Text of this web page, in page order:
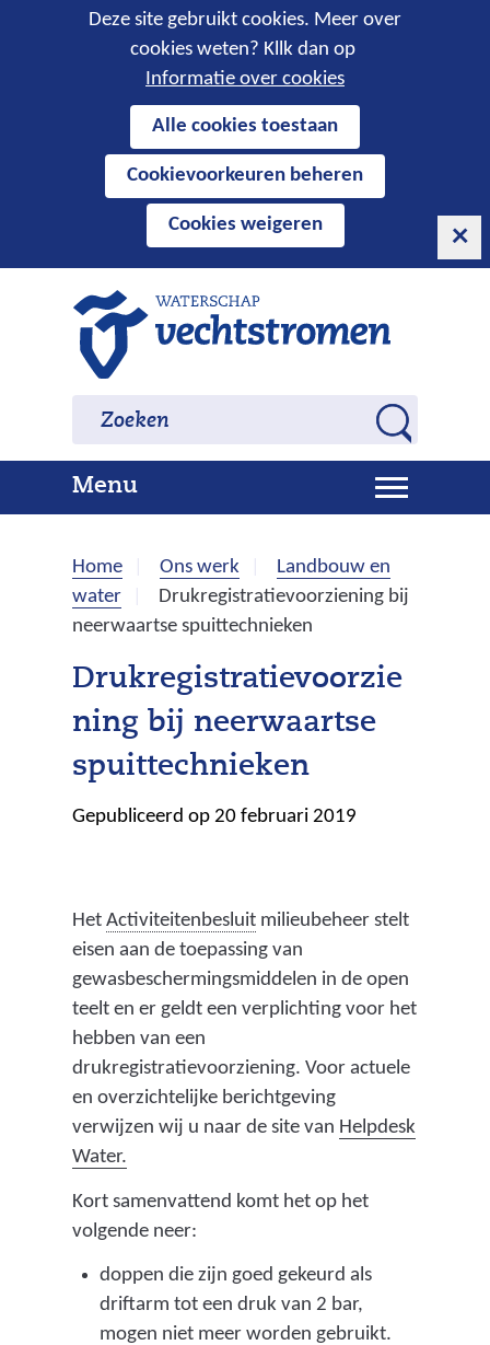
Cookies
toestaan?
Deze site gebruikt cookies. Meer over
cookies weten? Kllk dan op
Informatie over cookies
cookies
deze
website
worden
toegestaan
geweigerd.
Alle cookies toestaan
Cookievoorkeuren beheren
Cookies weigeren
naar
o
e
k
e
Zoeken Zoeken
MenuU
i
a
p
e
n
Home Ons werk
Landbouw en
water
Drukregistratievoorziening bij
neerwaartse spuittechnieken
Drukregistratievoorzie
ning bij neerwaartse
spuittechnieken
Gepubliceerd op 20 februari 2019
Het Activiteitenbesluit(
b
e
s
u
i
t
e
m
i
milieubeheer stelt
eisen aan de toepassing van
gewasbeschermingsmiddelen in de open
teelt en er geldt een verplichting voor het
hebben van een
drukregistratievoorziening. Voor actuele
en overzichtelijke berichtgeving
verwijzen wij u naar de site van Helpdesk
Water.(
w
i
j
Kort samenvattend komt het op het
volgende neer:
doppen die zijn goed gekeurd als
driftarm tot een druk van 2 bar,
mogen niet meer worden gebruikt.